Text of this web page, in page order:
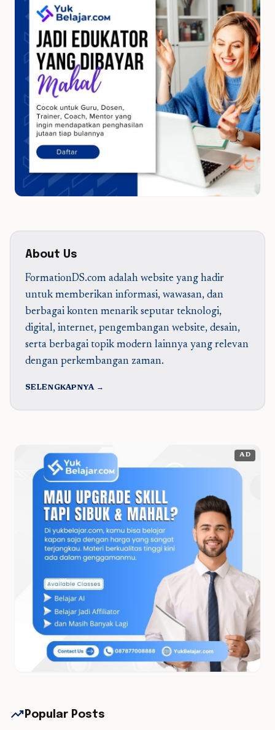
About Us
FormationDS.com adalah website yang hadir
untuk memberikan informasi, wawasan, dan
berbagai konten menarik seputar teknologi,
digital, internet, pengembangan website, desain,
serta berbagai topik modern lainnya yang relevan
dengan perkembangan zaman.
SELENGKAPNYA →
AD
trending_up Popular Posts